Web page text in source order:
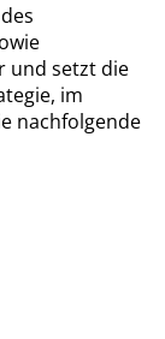
und setzt die
im
nachfolgende